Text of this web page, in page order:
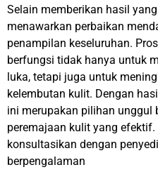
Selain memberikan hasil
menawarkan perbaikan
penampilan keseluruhan.
berfungsi tidak hanya untuk
luka, tetapi juga untuk
kelembutan kulit. Dengan
ini merupakan pilihan unggul
peremajaan kulit yang
konsultasikan dengan
berpengalaman